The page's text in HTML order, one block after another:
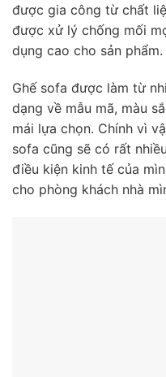
được gia công từ chất
được xử lý chống mối
dụng cao cho sản phẩm.
Ghế sofa được làm từ
dạng về mẫu mã, màu
mái lựa chọn. Chính vì
sofa cũng sẽ có rất
điều kiện kinh tế của
cho phòng khách nhà